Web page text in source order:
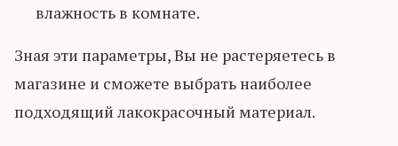
влажность в комнате.
Зная эти параметры, Вы не растеряетесь в
магазине и сможете выбрать наиболее
подходящий лакокрасочный материал.